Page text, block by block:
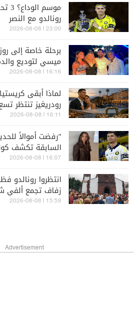
رونالدو مع النصر
23:00 | 2026-08-08
برحلة خاصة إلى
ميسي لتوديع
16:16 | 2026-08-08
لماذا أبقى
رودريغيز تنتظر
خطوبتهما؟
16:11 | 2026-08-08
"رفضت أموالاً
السابقة تكشف
16:07 | 2026-08-08
انتظروا رونالدو
زفاف تجمع ألفي
15:59 | 2026-08-08
Advertisement